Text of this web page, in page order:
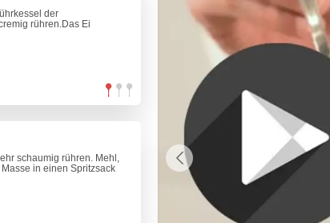
der
rühren.Das Ei
schaumig rühren. Mehl,
in einen Spritzsack
Previous